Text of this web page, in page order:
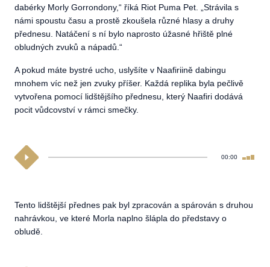
dabérky Morly Gorrondony,“ říká Riot Puma Pet. „Strávila s
námi spoustu času a prostě zkoušela různé hlasy a druhy
přednesu. Natáčení s ní bylo naprosto úžasné hřiště plné
obludných zvuků a nápadů.“
A pokud máte bystré ucho, uslyšíte v Naafiriině dabingu
mnohem víc než jen zvuky příšer. Každá replika byla pečlivě
vytvořena pomocí lidštějšího přednesu, který Naafiri dodává
pocit vůdcovství v rámci smečky.
00:00
Tento lidštější přednes pak byl zpracován a spárován s druhou
nahrávkou, ve které Morla naplno šlápla do představy o
obludě.